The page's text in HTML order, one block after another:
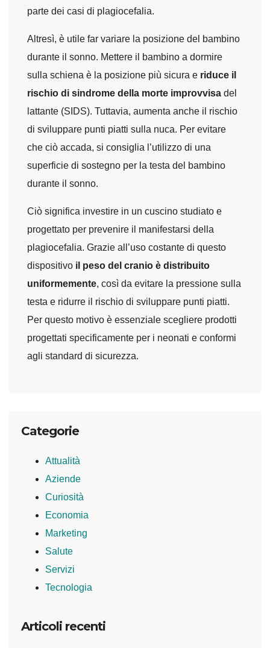
parte dei casi di plagiocefalia.
Altresì, è utile far variare la posizione del bambino
durante il sonno. Mettere il bambino a dormire
sulla schiena è la posizione più sicura e riduce il
rischio di sindrome della morte improvvisa del
lattante (SIDS). Tuttavia, aumenta anche il rischio
di sviluppare punti piatti sulla nuca. Per evitare
che ciò accada, si consiglia l’utilizzo di una
superficie di sostegno per la testa del bambino
durante il sonno.
Ciò significa investire in un cuscino studiato e
progettato per prevenire il manifestarsi della
plagiocefalia. Grazie all’uso costante di questo
dispositivo il peso del cranio è distribuito
uniformemente, così da evitare la pressione sulla
testa e ridurre il rischio di sviluppare punti piatti.
Per questo motivo è essenziale scegliere prodotti
progettati specificamente per i neonati e conformi
agli standard di sicurezza.
Categorie
Attualità
Aziende
Curiosità
Economia
Marketing
Salute
Servizi
Tecnologia
Articoli recenti